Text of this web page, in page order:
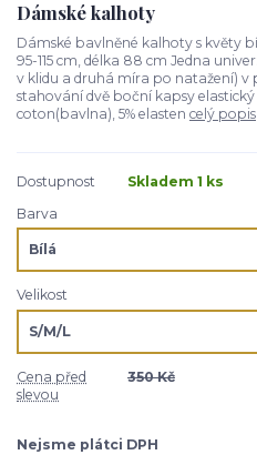
Dámské kalhoty
Dámské bavlněné kalhoty s květy
95-115 cm, délka 88 cm Jedna
v klidu a druhá míra po natažení) v
stahování dvě boční kapsy
coton(bavlna), 5% elasten celý popis
Dostupnost
Skladem 1 ks
Barva
Velikost
Cena před
slevou
350 Kč
Nejsme plátci DPH